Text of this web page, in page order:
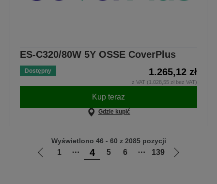
ES-C320/80W 5Y OSSE CoverPlus
Dostępny 1.265,12 zł
z VAT (1.028,55 zł bez VAT)
Kup teraz
Gdzie kupić
Przejdź
1 ⋯ 4 5 6 ⋯ 139
Przejdź
Wyświetlono 46 - 60 z 2085 pozycji